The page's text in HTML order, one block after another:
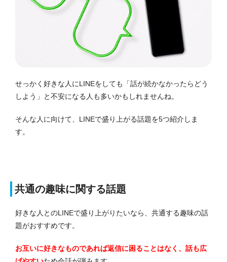
せっかく好きな人にLINEをしても「話が続かなかったらどう
しよう」と不安になる人も多いかもしれませんね。
そんな人に向けて、LINEで盛り上がる話題を5つ紹介しま
す。
共通の趣味に関する話題
好きな人とのLINEで盛り上がりたいなら、共通する趣味の話
題がおすすめです。
お互いに好きなものであれば返信に困ることはなく、話も広